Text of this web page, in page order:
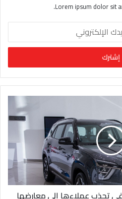
Lorem ipsum dolor sit
تجذب عملاءها الى معارضها